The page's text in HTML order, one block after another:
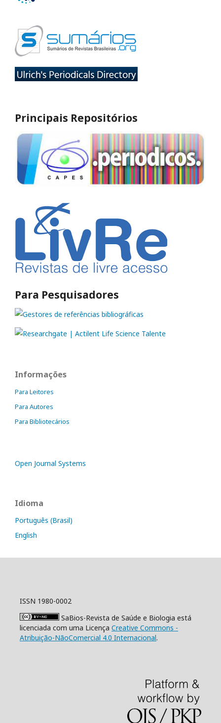
Principais Repositórios
Para Pesquisadores
Informações
Para Leitores
Para Autores
Para Bibliotecários
Open Journal Systems
Idioma
Português (Brasil)
English
ISSN 1980-0002
SaBios-Revista de Saúde e Biologia está
licenciada com uma Licença Creative Commons -
Atribuição-NãoComercial 4.0 Internacional.